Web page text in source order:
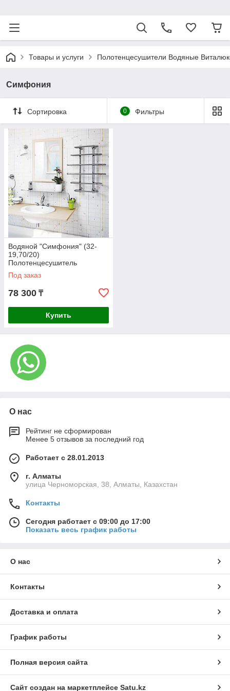
Товары и услуги Полотенцесушители Водяные
Симфония
Сортировка 0 Фильтры
Водяной "Симфония" (32-
19,70/20)
Полотенцесушитель
Под заказ
78 300 ₸
Купить
О нас
Рейтинг не сформирован
Менее 5 отзывов за последний год
Работает с 28.01.2013
г. Алматы
улица Черноморская, 38, Алматы, Казахстан
Контакты
Сегодня работает с 09:00 до 17:00
Показать весь график работы
О нас
Контакты
Доставка и оплата
График работы
Полная версия сайта
Сайт создан на маркетплейсе Satu.kz